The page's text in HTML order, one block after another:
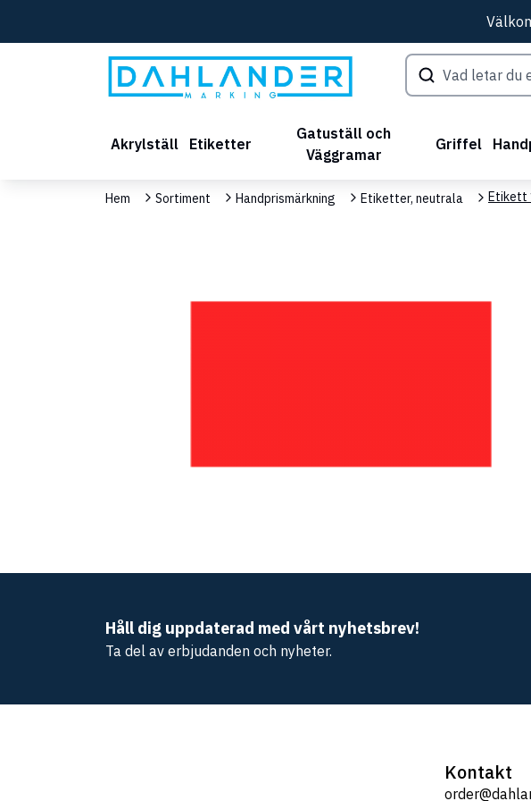
Akrylställ Etiketter
Gatuställ och
Väggramar
Griffel
Hem Sortiment Handprismärkning Etiketter, neutrala Etikett
Håll dig uppdaterad med vårt nyhetsbrev!
Ta del av erbjudanden och nyheter.
Kontakt